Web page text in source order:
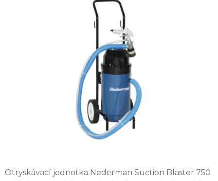
Otryskávací jednotka Nederman Suction Blaster 750